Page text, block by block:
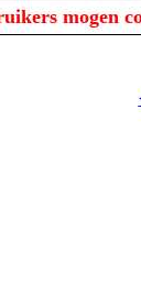
mogen